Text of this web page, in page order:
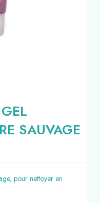
SAUVAGE
pour nettoyer en